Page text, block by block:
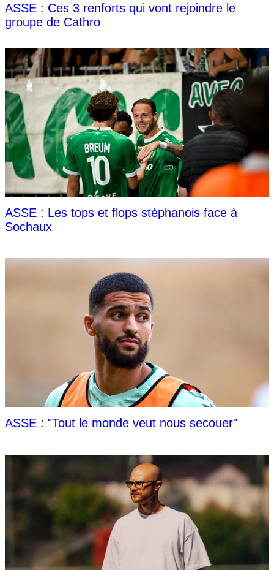
ASSE : Ces 3 renforts qui vont rejoindre le
groupe de Cathro
ASSE : Les tops et flops stéphanois face à
Sochaux
ASSE : "Tout le monde veut nous secouer"